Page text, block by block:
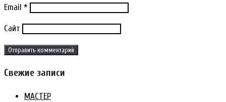
Email *
Сайт
Свежие записи
МАСТЕР